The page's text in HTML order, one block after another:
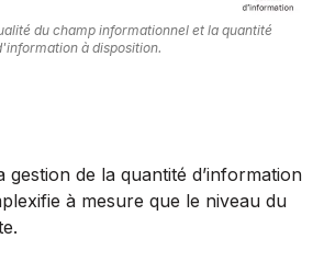
du champ informationnel et la quantité
à disposition.
gestion de la quantité d’information
à mesure que le niveau du